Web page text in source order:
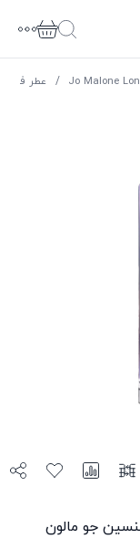
/ عطر
جو مالون